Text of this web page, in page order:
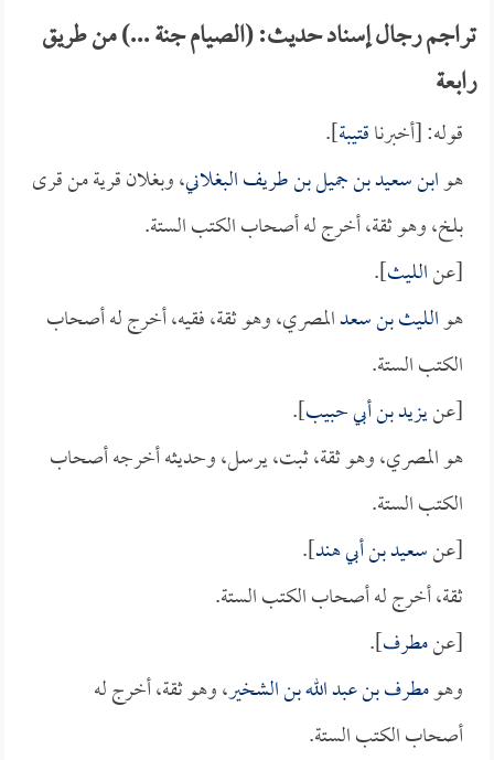
تراجم رجال إسناد حديث: (الصيام جنة ...) من طريق
رابعة
قوله: [أخبرناقتيبة].
هوابن سعيد بن جميل بن طريف البغلاني، وبغلان قرية من قرى
بلخ، وهو ثقة، أخرج له أصحاب الكتب الستة.
[عنالليث].
هوالليث بن سعدالمصري، وهو ثقة، فقيه، أخرج له أصحاب
الكتب الستة.
[عنيزيد بن أبي حبيب].
هو المصري، وهو ثقة، ثبت، يرسل، وحديثه أخرجه أصحاب
الكتب الستة.
[عنسعيد بن أبي هند].
ثقة، أخرج له أصحاب الكتب الستة.
[عنمطرف].
وهومطرف بن عبد الله بن الشخير، وهو ثقة، أخرج له
أصحاب الكتب الستة.